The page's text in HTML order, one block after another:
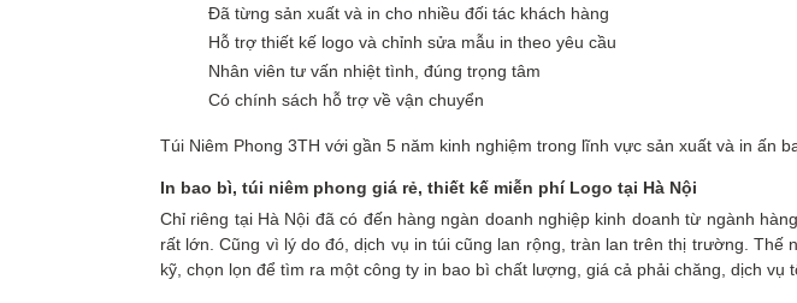
Đã từng sản xuất và in cho nhiều đối tác khách hàng
Hỗ trợ thiết kế logo và chỉnh sửa mẫu in theo yêu cầu
Nhân viên tư vấn nhiệt tình, đúng trọng tâm
Có chính sách hỗ trợ về vận chuyển
Túi Niêm Phong 3TH với gần 5 năm kinh nghiệm trong lĩnh vực sản xuất và in ấn
In bao bì, túi niêm phong giá rẻ, thiết kế miễn phí Logo tại Hà Nội
Chỉ riêng tại Hà Nội đã có đến hàng ngàn doanh nghiệp kinh doanh từ ngành
rất lớn. Cũng vì lý do đó, dịch vụ in túi cũng lan rộng, tràn lan trên thị trường.
kỹ, chọn lọn để tìm ra một công ty in bao bì chất lượng, giá cả phải chăng, dịch